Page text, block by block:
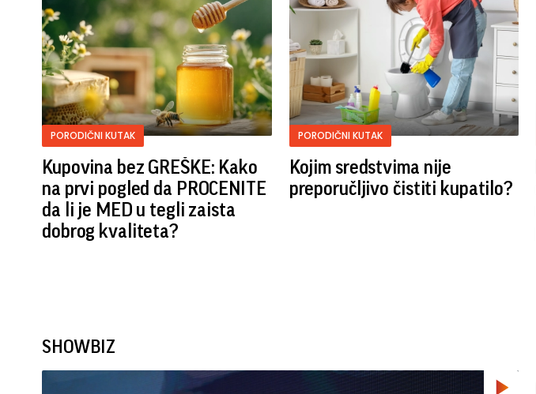
PORODIČNI KUTAK
Kupovina bez GREŠKE: Kako
na prvi pogled da PROCENITE
da li je MED u tegli zaista
dobrog kvaliteta?
PORODIČNI KUTAK
Kojim sredstvima nije
preporučljivo čistiti kupatilo?
SHOWBIZ